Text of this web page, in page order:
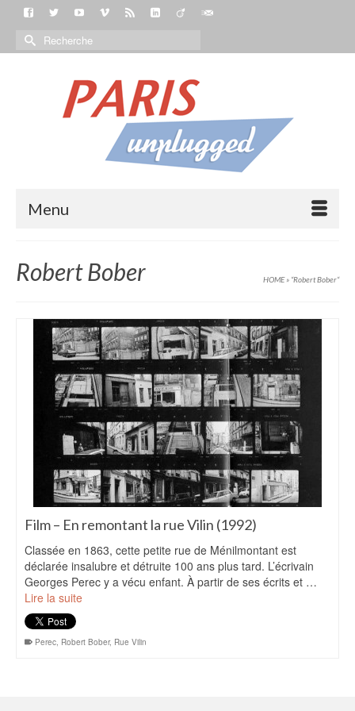
Menu
Robert Bober HOME» “Robert Bober“
Film – En remontant la rue Vilin (1992)
Classée en 1863, cette petite rue de Ménilmontant est
déclarée insalubre et détruite 100 ans plus tard. L’écrivain
Georges Perec y a vécu enfant. À partir de ses écrits et …
Lire la suite
Perec, Robert Bober, Rue Vilin